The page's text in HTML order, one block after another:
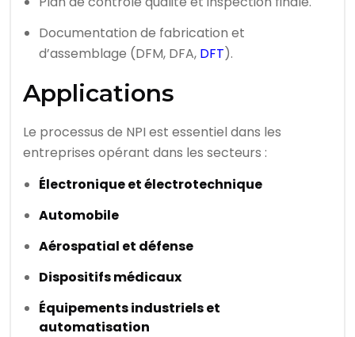
Documentation de fabrication et
d’assemblage (DFM, DFA, DFT).
Applications
Le processus de NPI est essentiel dans les
entreprises opérant dans les secteurs :
Électronique et électrotechnique
Automobile
Aérospatial et défense
Dispositifs médicaux
Équipements industriels et
automatisation